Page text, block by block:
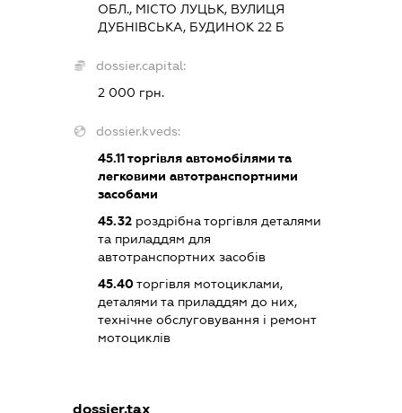
ОБЛ., МІСТО ЛУЦЬК, ВУЛИЦЯ
ДУБНІВСЬКА, БУДИНОК 22 Б
dossier.capital:
2 000 грн.
dossier.kveds:
45.11торгівля автомобілями та
легковими автотранспортними
засобами
45.32роздрібна торгівля деталями
та приладдям для
автотранспортних засобів
45.40торгівля мотоциклами,
деталями та приладдям до них,
технічне обслуговування і ремонт
мотоциклів
dossier.tax